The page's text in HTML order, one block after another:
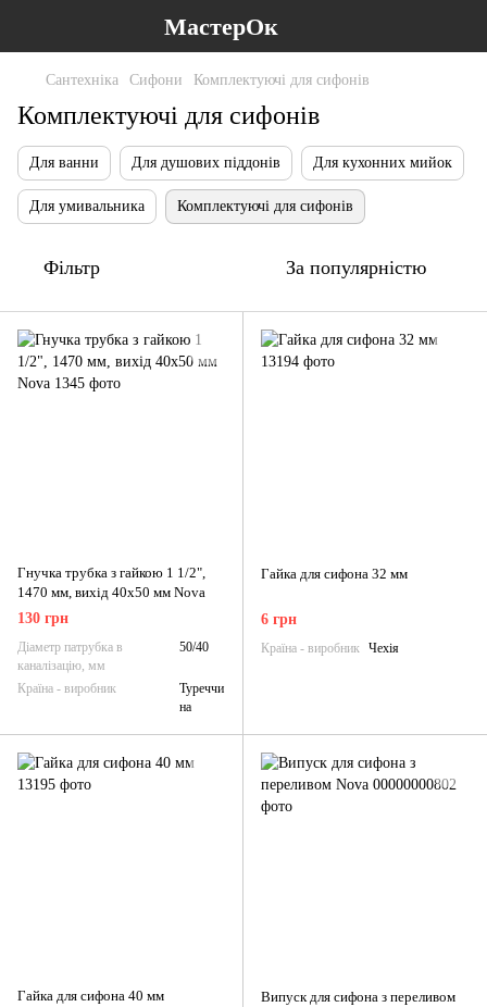
МастерОк
Сантехніка Сифони Комплектуючі для сифонів
Комплектуючі для сифонів
Для ванни Для душових піддонів Для кухонних мийок
Для умивальника Комплектуючі для сифонів
Фільтр За популярністю
Гнучка трубка з гайкою 1 1/2",
1470 мм, вихід 40x50 мм Nova
130 грн
Діаметр патрубка в
каналізацію, мм
50/40
Країна - виробник
Туреччи
на
Гайка для сифона 32 мм
6 грн
Країна - виробник Чехія
Гайка для сифона 40 мм
Випуск для сифона з переливом